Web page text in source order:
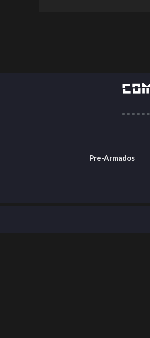
Pre-Armados